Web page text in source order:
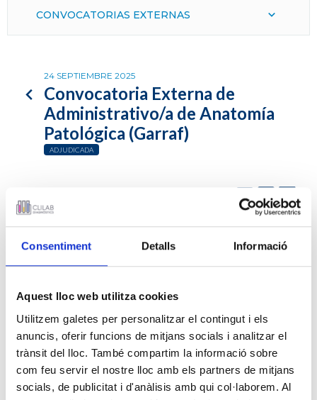
Consentiment Detalls Informació
Aquest lloc web utilitza cookies
Utilitzem galetes per personalitzar el contingut i els
anuncis, oferir funcions de mitjans socials i analitzar el
trànsit del lloc. També compartim la informació sobre
com feu servir el nostre lloc amb els partners de mitjans
socials, de publicitat i d'anàlisis amb qui col·laborem. Al
24 SEPTIEMBRE 2025
Convocatoria Externa de
Administrativo/a de Anatomía
Patológica (Garraf)
ADJUDICADA
Convocatoria Externa de un puesto de trabajo de
Administrativo/a de Anatomía Patológica en régimen de
04/10/2025
CONVOCATORIAS EXTERNAS